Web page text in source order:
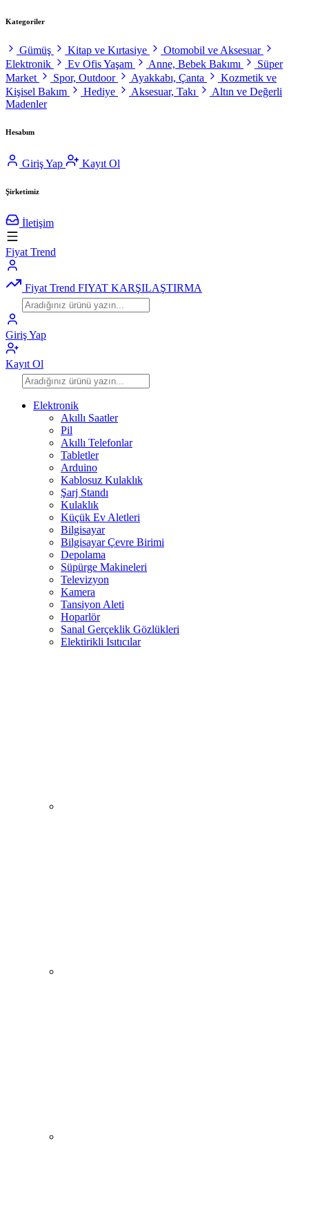
Kategoriler
Gümüş Kitap ve Kırtasiye
Otomobil ve Aksesuar
Elektronik
Ev Ofis Yaşam Anne, Bebek Bakımı
Süper
Market
Spor, Outdoor Ayakkabı, Çanta
Kozmetik ve
Kişisel Bakım
Hediye Aksesuar, Takı
Altın ve Değerli
Madenler
Hesabım
Giriş Yap Kayıt Ol
Şirketimiz
İletişim
Fiyat Trend
Fiyat Trend FIYAT KARŞILAŞTIRMA
Giriş Yap
Kayıt Ol
Elektronik
Akıllı Saatler
Pil
Akıllı Telefonlar
Tabletler
Arduino
Kablosuz Kulaklık
Şarj Standı
Kulaklık
Küçük Ev Aletleri
Bilgisayar
Bilgisayar Çevre Birimi
Depolama
Süpürge Makineleri
Televizyon
Kamera
Tansiyon Aleti
Hoparlör
Sanal Gerçeklik Gözlükleri
Elektirikli Isıtıcılar